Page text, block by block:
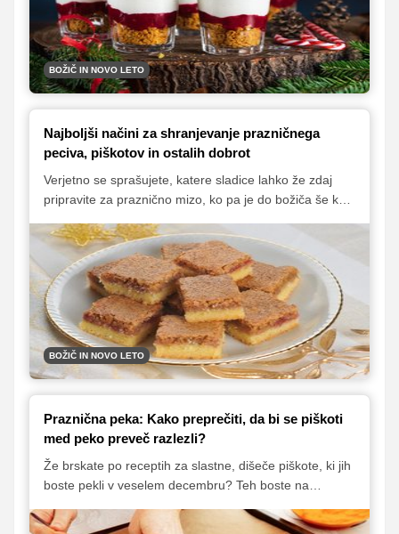
za svečano kosilo ali večerjo.
BOŽIČ IN NOVO LETO
Najboljši načini za shranjevanje prazničnega
peciva, piškotov in ostalih dobrot
Verjetno se sprašujete, katere sladice lahko že zdaj
pripravite za praznično mizo, ko pa je do božiča še kar
shraniti in se seveda zadržati, da ne boste vsega
pojedli že prej.
BOŽIČ IN NOVO LETO
Praznična peka: Kako preprečiti, da bi se piškoti
med peko preveč razlezli?
Že brskate po receptih za slastne, dišeče piškote, ki jih
boste pekli v veselem decembru? Teh boste na
rokave, si preberite nekaj nepogrešljivih nasvetov in